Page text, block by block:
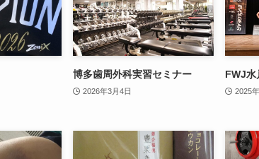
博多歯周外科実習セミナー
2026年3月4日
FWJ水
2025